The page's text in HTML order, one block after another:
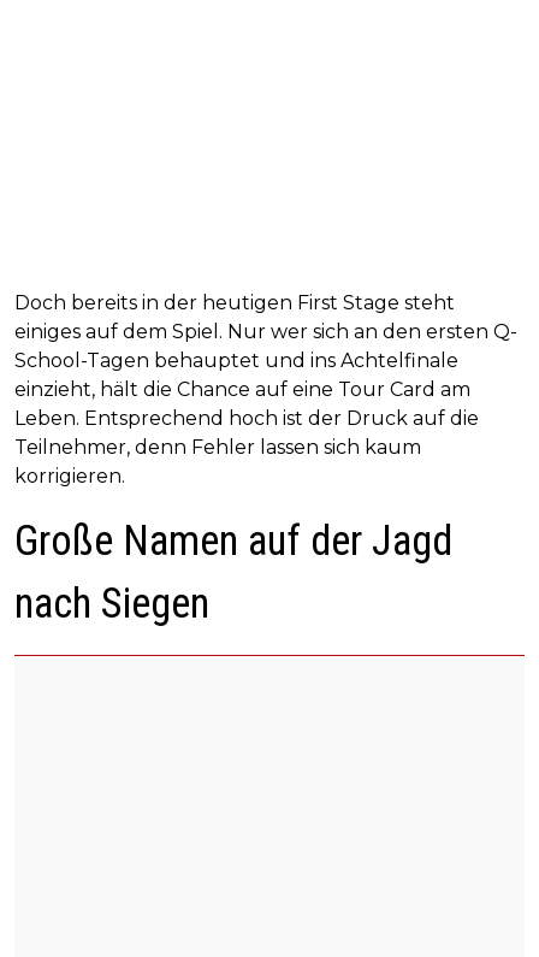
Doch bereits in der heutigen First Stage steht
einiges auf dem Spiel. Nur wer sich an den ersten Q-
School-Tagen behauptet und ins Achtelfinale
einzieht, hält die Chance auf eine Tour Card am
Leben. Entsprechend hoch ist der Druck auf die
Teilnehmer, denn Fehler lassen sich kaum
korrigieren.
Große Namen auf der Jagd
nach Siegen